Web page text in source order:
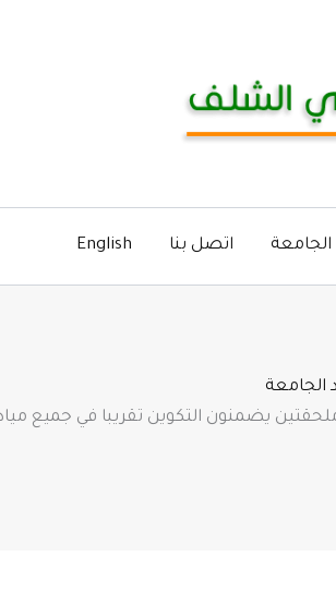
اتصل بنا English
الجامعة
يضمنون التكوين تقريبا في جميع